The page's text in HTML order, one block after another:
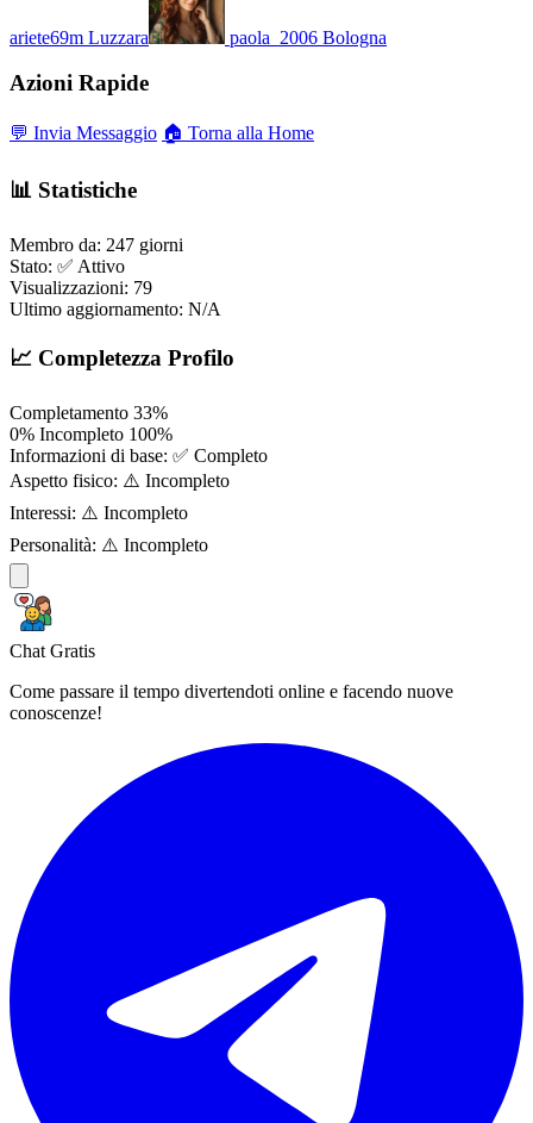
ariete69m Luzzara paola_2006 Bologna
Azioni Rapide
💬 Invia Messaggio 🏠 Torna alla Home
📊 Statistiche
Membro da: 247 giorni
Stato: ✅ Attivo
Visualizzazioni: 79
Ultimo aggiornamento: N/A
📈 Completezza Profilo
Completamento 33%
0% Incompleto 100%
Informazioni di base: ✅ Completo
Aspetto fisico: ⚠️ Incompleto
Interessi: ⚠️ Incompleto
Personalità: ⚠️ Incompleto
Chat Gratis
Come passare il tempo divertendoti online e facendo nuove
conoscenze!